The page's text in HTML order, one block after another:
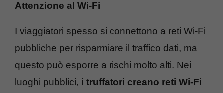
Attenzione al Wi-Fi
I viaggiatori spesso si connettono a reti Wi-Fi
pubbliche per risparmiare il traffico dati, ma
questo può esporre a rischi molto alti. Nei
luoghi pubblici, i truffatori creano reti Wi-Fi